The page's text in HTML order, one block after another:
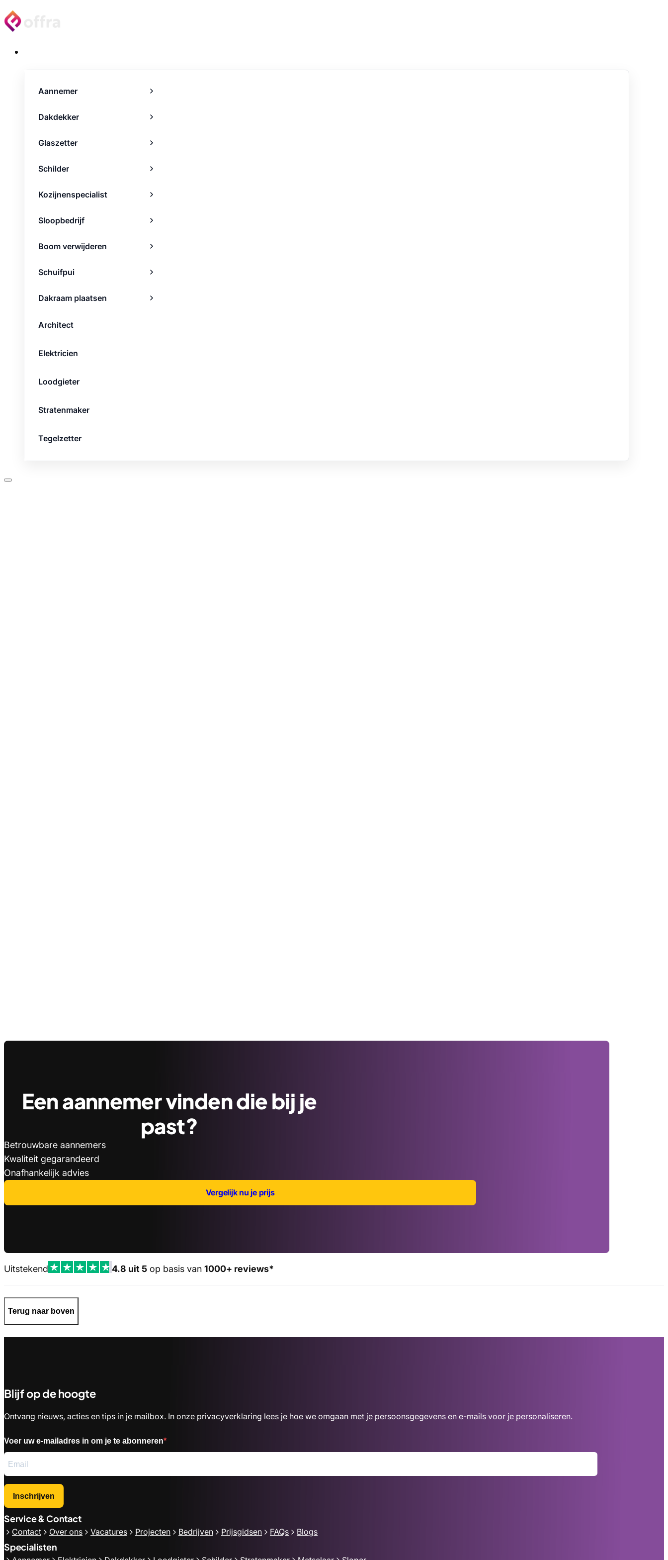
Aannemer
Dakdekker
Glaszetter
Schilder
Kozijnenspecialist
Sloopbedrijf
Boom verwijderen
Schuifpui
Dakraam plaatsen
Architect
Elektricien
Loodgieter
Stratenmaker
Tegelzetter
Een aannemer vinden die bij je
past?
Betrouwbare aannemers
Kwaliteit gegarandeerd
Onafhankelijk advies
Vergelijk nu je prijs
Uitstekend 4.8 uit 5 op basis van 1000+ reviews*
Terug naar boven
Blijf op de hoogte
Ontvang nieuws, acties en tips in je mailbox. In onze privacyverklaring lees je hoe we omgaan met je persoonsgegevens en e-mails voor je personaliseren.
Voer uw e-mailadres in om je te abonneren
Inschrijven
Service & Contact
Contact Over ons Vacatures Projecten Bedrijven Prijsgidsen FAQs Blogs
Specialisten